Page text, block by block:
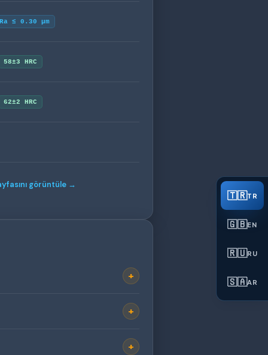
Ra ≤ 0.30 μm
58±3 HRC
62±2 HRC
görüntüle →
+
+
+
🇹🇷TR
🇬🇧EN
🇷🇺RU
🇸🇦AR